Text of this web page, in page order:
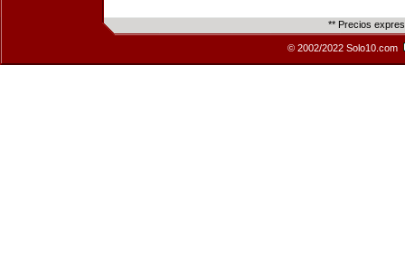
** Precios
© 2002/2022 Solo10.com